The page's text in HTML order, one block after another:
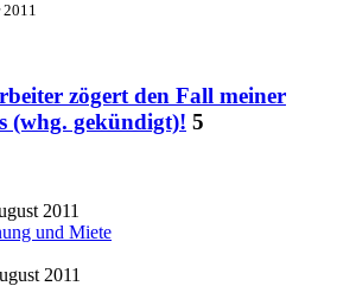
2011
zögert den Fall meiner
(whg. gekündigt)! 5
2011
und Miete
2011